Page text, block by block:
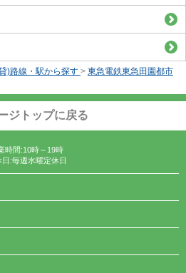
)路線・駅から探す > 東急電鉄東急田園都市
ジトップに戻る
時間:10時～19時
日:毎週水曜定休日